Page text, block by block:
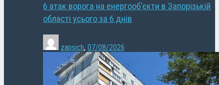
6 атак ворога на енергооб’єкти в Запорізькій
області усього за 6 днів
zapsich, 07/08/2026